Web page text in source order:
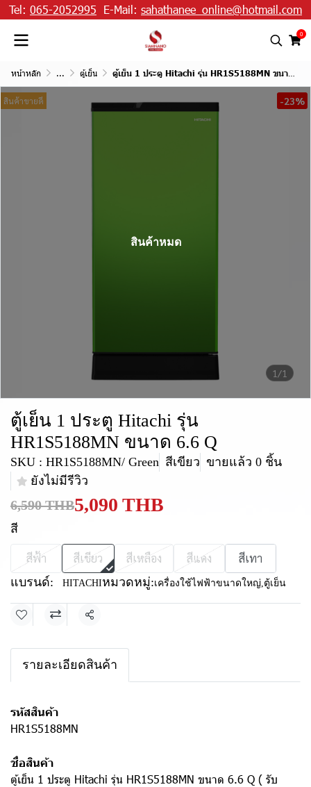
Tel: 065-2052995 E-Mail: sahathanee_online@hotmail.com
0
หน้าหลัก ... ตู้เย็น ตู้เย็น 1 ประตู Hitachi รุ่น HR1S5188MN ขนาด 6.6 Q
1/1
สินค้าขายดี -23%
สินค้าหมด
ตู้เย็น 1 ประตู Hitachi รุ่น
HR1S5188MN ขนาด 6.6 Q
SKU : HR1S5188MN/ Green สีเขียว ขายแล้ว 0 ชิ้น
ยังไม่มีรีวิว
6,590 THB5,090 THB
สี
สีฟ้า สีเขียว สีเหลือง สีแดง สีเทา
แบรนด์: HITACHIหมวดหมู่:เครื่องใช้ไฟฟ้าขนาดใหญ่,ตู้เย็น
แชร์
รายละเอียดสินค้า
รหัสสินค้า
HR1S5188MN
ชื่อสินค้า
ตู้เย็น 1 ประตู Hitachi รุ่น HR1S5188MN ขนาด 6.6 Q ( รับ